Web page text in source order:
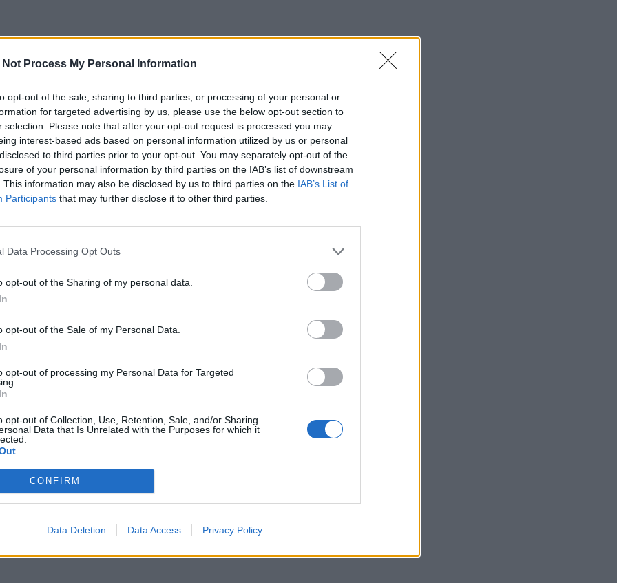
Not Process My Personal Information
opt-out of the sale, sharing to third parties, or processing of your personal or
for targeted advertising by us, please use the below opt-out section to
selection. Please note that after your opt-out request is processed you may
interest-based ads based on personal information utilized by us or personal
to third parties prior to your opt-out. You may separately opt-out of the
of your personal information by third parties on the IAB’s list of downstream
This information may also be disclosed by us to third parties on the IAB’s List of
Participants that may further disclose it to other third parties.
Data Processing Opt Outs
opt-out of the Sharing of my personal data.
opt-out of the Sale of my Personal Data.
opt-out of processing my Personal Data for Targeted
opt-out of Collection, Use, Retention, Sale, and/or Sharing
Data that Is Unrelated with the Purposes for which it
CONFIRM
Data Deletion Data Access Privacy Policy
the Furious -universumiin
tuottajana.
joka on kiinnitetty
uutta versiota.